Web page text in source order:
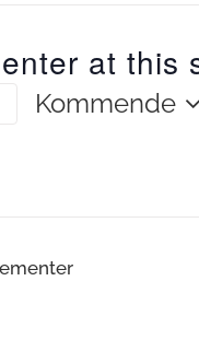
at this
Kommende